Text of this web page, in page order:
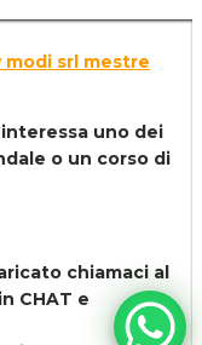
uno dei
o un corso di
chiamaci al
CHAT e